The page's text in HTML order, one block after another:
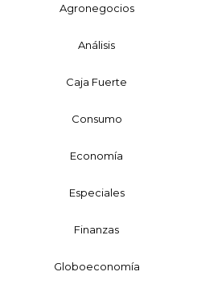
Agronegocios
Análisis
Caja Fuerte
Consumo
Economía
Especiales
Finanzas
Globoeconomía